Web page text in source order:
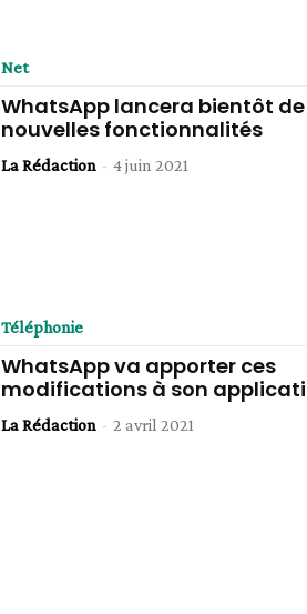
Net
WhatsApp lancera bientôt de
nouvelles fonctionnalités
La Rédaction - 4 juin 2021
Téléphonie
WhatsApp va apporter ces
modifications à son
La Rédaction - 2 avril 2021